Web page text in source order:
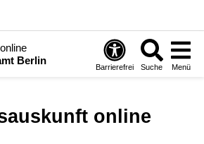
Berlin
Barrierefrei Suche Menü
online